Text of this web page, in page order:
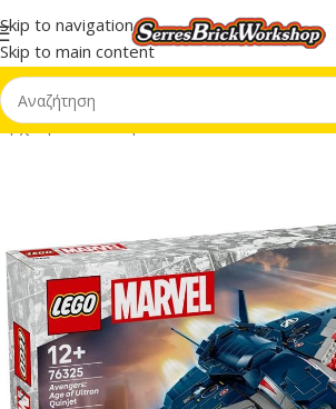
Skip to navigation
Skip to main content
Αρχική σελίδα/Super Heroes